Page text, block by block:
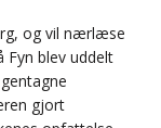
og vil nærlæse
Fyn blev uddelt
gjort